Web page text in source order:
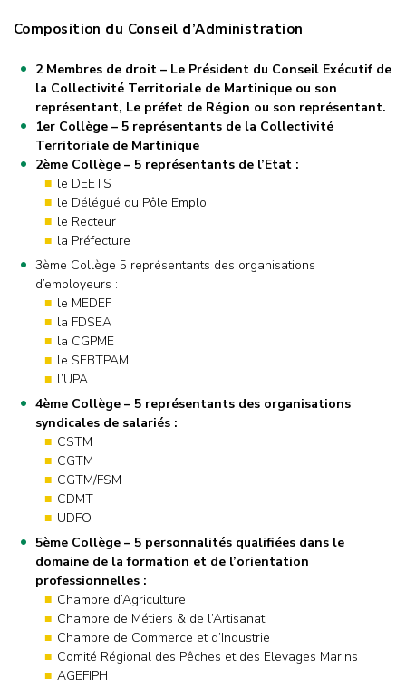
Composition du Conseil d’Administration
2 Membres de droit – Le Président du Conseil Exécutif de
la Collectivité Territoriale de Martinique ou son
représentant, Le préfet de Région ou son représentant.
1er Collège – 5 représentants de la Collectivité
Territoriale de Martinique
2ème Collège – 5 représentants de l’Etat :
le DEETS
le Délégué du Pôle Emploi
le Recteur
la Préfecture
3ème Collège 5 représentants des organisations
d’employeurs :
le MEDEF
la FDSEA
la CGPME
le SEBTPAM
l’UPA
4ème Collège – 5 représentants des organisations
syndicales de salariés :
CSTM
CGTM
CGTM/FSM
CDMT
UDFO
5ème Collège – 5 personnalités qualifiées dans le
domaine de la formation et de l’orientation
professionnelles :
Chambre d’Agriculture
Chambre de Métiers & de l’Artisanat
Chambre de Commerce et d’Industrie
Comité Régional des Pêches et des Elevages Marins
AGEFIPH